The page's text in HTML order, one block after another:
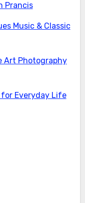
Prancis
Music & Classic
Art Photography
Everyday Life